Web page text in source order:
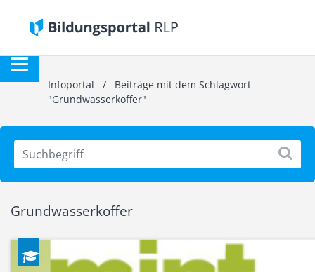
Infoportal / Beiträge mit dem Schlagwort
"Grundwasserkoffer"
Grundwasserkoffer